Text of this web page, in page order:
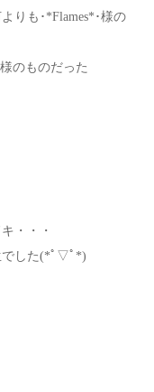
りも･*Flames*･様の
のものだった
・・・
でした(*ﾟ▽ﾟ*)